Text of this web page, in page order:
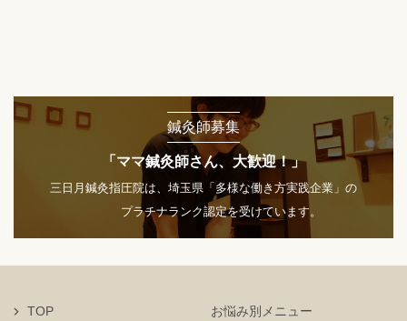
鍼灸師募集
「ママ鍼灸師さん、大歓迎！」
三日月鍼灸指圧院は、埼玉県「多様な働き方実践企業」の
プラチナランク認定を受けています。
TOP お悩み別メニュー